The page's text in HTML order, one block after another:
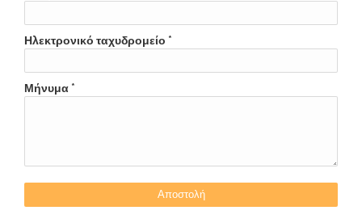
Ηλεκτρονικό ταχυδρομείο *
Μήνυμα *